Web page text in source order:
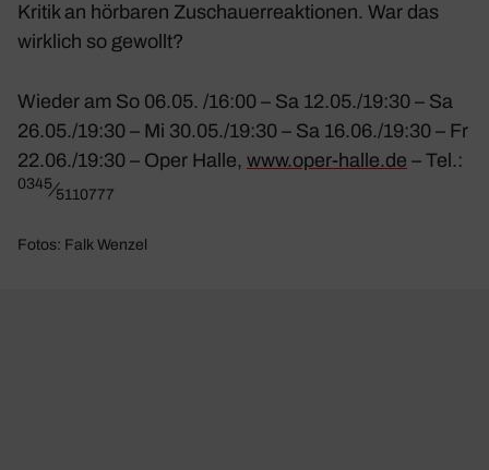
Kritik an hörbaren Zuschau­er­re­ak­tionen. War das
wirk­lich so gewollt?
Wieder am So 06.05. /16:00 – Sa 12.05./19:30 – Sa
26.05./19:30 – Mi 30.05./19:30 – Sa 16.06./19:30 – Fr
22.06./19:30 – Oper Halle, www​.oper​-halle​.de – Tel.:
0345⁄5110777
Fotos: Falk Wenzel